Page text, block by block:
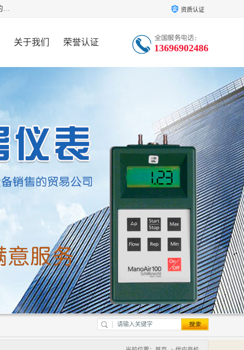
厦门欣锐仪器仪表有限公司成立于2006年，位于厦门市湖里区。公司主营五金产品、电气设备、计算机及辅助设备、通讯设备的批发与零售，同时涉及乐器、照相器材等文化用品的销售。此外，公司还提供通用设备、电气设备、仪器仪表的修理服务，以及信息系统集成、信息技术咨询、数据处理和存储等技术支持。公司致力于为客户提供全面的产品和服务，满足多样化的市场需求。 资质认证
关于我们 荣誉认证 13696902486